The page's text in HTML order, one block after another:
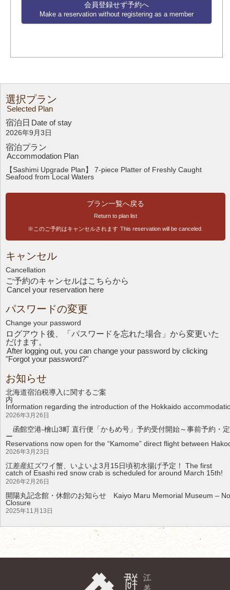
会員登録せず予約へ
Make a reservation without registering as a member
選択プラン
Selected Plan
宿泊日 Date of stay
2026年9月3日
宿泊プラン
Accommodation Plan
【Sashimi Upgrade Plan】 7-piece Platter of Freshly Caught
Seafood from Local Waters
プラン一覧へ戻る
Return to plan list
※このご予約はキャンセルされます This reservation will be canceled.
キャンセル
Cancellation
ご予約のキャンセルはこちらから
Cancel your reservation here
パスワードの変更
Change your password
ログアウト後、「パスワードを忘れた場合」から変更いた
だけます。
After logging out, you can change your password by clicking
"Forgot your password?"
お知らせ
北海道宿泊税導入に関するご案
Information regarding the introduction of the Hokkaido
2026年3月26日
函館空港-檜山3町 直行便「かもめ号」予約受付開始～事前予約・
Reservations now open for the “Kamome” direct flight between
2026年3月23日
江差産紅ズワイ蟹、いよいよ3月15日頃初水揚げ予定！ The first
catch of Esashi red snow crab is scheduled for around March 15th!
2026年2月26日
開陽丸記念館・休館のお知らせ Kaiyo Maru Memorial Museum –
2025年11月13日